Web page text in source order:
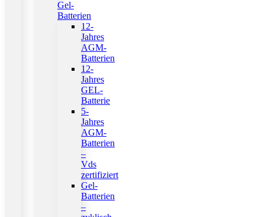
Gel-
Batterien
12-
Jahres
AGM-
Batterien
12-
Jahres
GEL-
Batterie
5-
Jahres
AGM-
Batterien
–
Vds
zertifiziert
Gel-
Batterien
–